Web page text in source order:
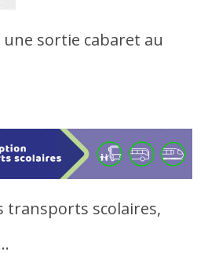
une sortie cabaret au
transports scolaires,